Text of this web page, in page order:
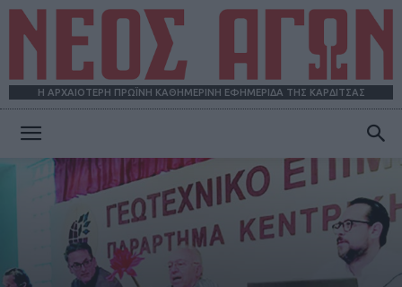
Η ΑΡΧΑΙΟΤΕΡΗ ΠΡΩΪΝΗ ΚΑΘΗΜΕΡΙΝΗ ΕΦΗΜΕΡΙΔΑ ΤΗΣ ΚΑΡΔΙΤΣΑΣ